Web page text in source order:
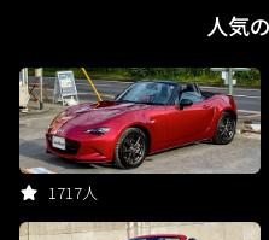
人気
1717人